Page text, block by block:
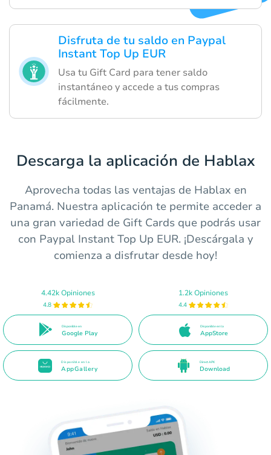
Disfruta de tu saldo en Paypal
Instant Top Up EUR
Usa tu Gift Card para tener saldo
instantáneo y accede a tus compras
fácilmente.
Descarga la aplicación de Hablax
Aprovecha todas las ventajas de Hablax en
Panamá. Nuestra aplicación te permite acceder a
una gran variedad de Gift Cards que podrás usar
con Paypal Instant Top Up EUR. ¡Descárgala y
comienza a disfrutar desde hoy!
4.42k Opiniones
4.8
Disponible en
Google Play
1.2k Opiniones
4.4
Disponible en la
AppStore
Disponible en la
AppGallery
Direct APK
Download